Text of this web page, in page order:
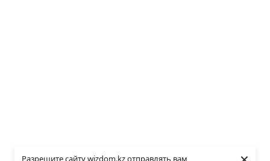
Разрешите сайту wizdom.kz отправлять вам